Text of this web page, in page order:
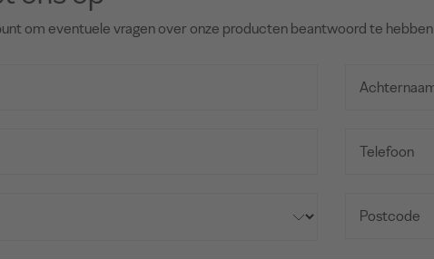
om eventuele vragen over onze producten beantwoord te hebben